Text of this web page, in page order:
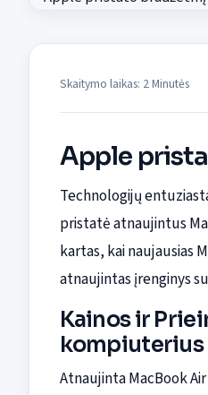
Skaitymo laikas: 2 Minutės
Apple
Technologijų
pristatė atnaujintus
kartas, kai naujausias
atnaujintas įrenginys
Kainos ir
kompiuterius
Atnaujinta MacBook